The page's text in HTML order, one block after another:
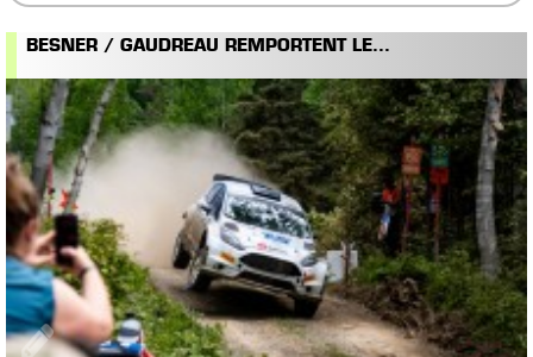
BESNER / GAUDREAU REMPORTENT LE...